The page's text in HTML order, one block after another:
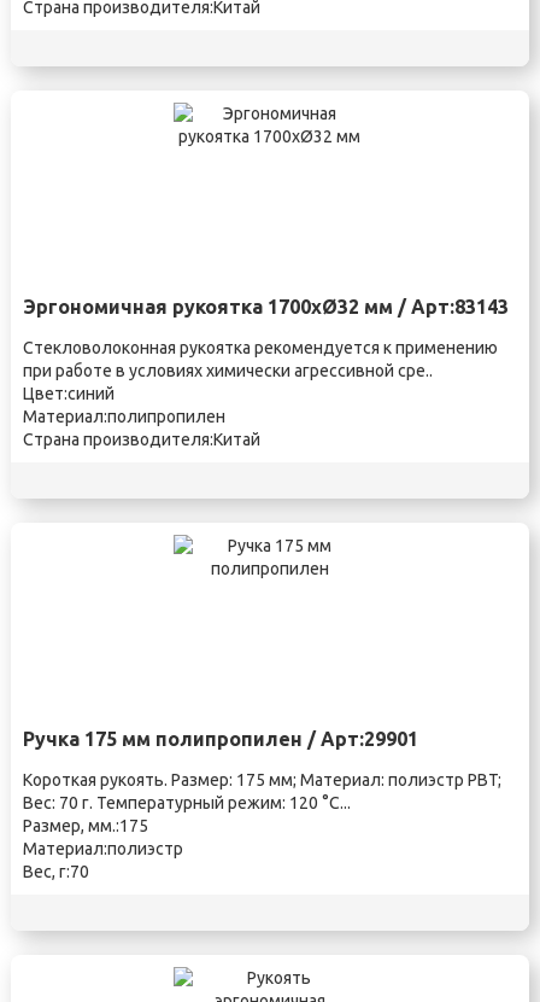
Страна производителя:Китай
Эргономичная рукоятка 1700xØ32 мм / Арт:83143
Стекловолоконная рукоятка рекомендуется к применению
при работе в условиях химически агрессивной сре..
Цвет:синий
Материал:полипропилен
Страна производителя:Китай
Ручка 175 мм полипропилен / Арт:29901
Короткая рукоять. Размер: 175 мм; Материал: полиэстр PBT;
Вес: 70 г. Температурный режим: 120 °С...
Размер, мм.:175
Материал:полиэстр
Вес, г:70